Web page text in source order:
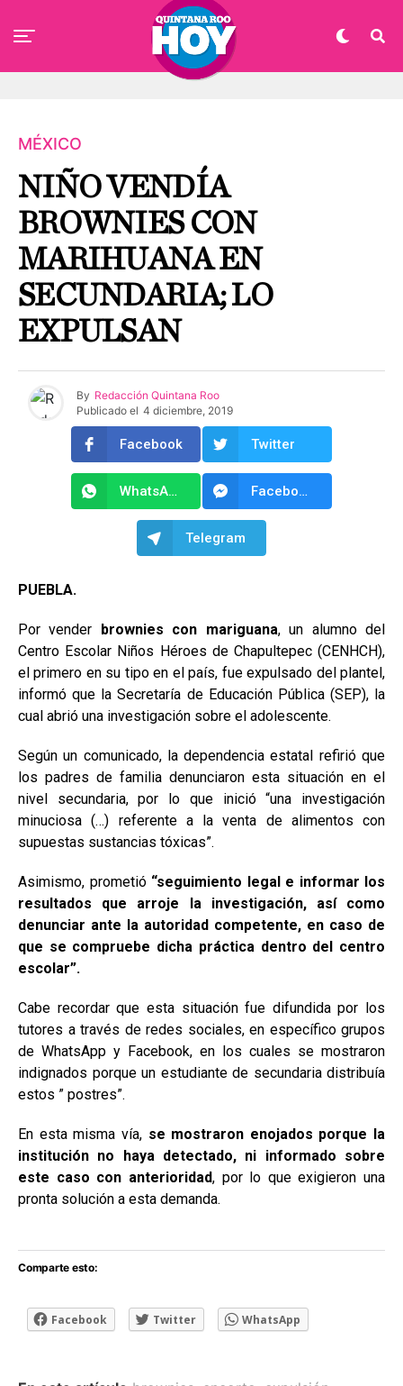
MÉXICO
NIÑO VENDÍA
BROWNIES CON
MARIHUANA EN
SECUNDARIA; LO
EXPULSAN
By Redacción Quintana Roo
Publicado el 4 diciembre, 2019
Facebook Twitter
WhatsApp Facebook Messenger
Telegram
PUEBLA.
Por vender brownies con mariguana, un alumno del
Centro Escolar Niños Héroes de Chapultepec (CENHCH),
el primero en su tipo en el país, fue expulsado del plantel,
informó que la Secretaría de Educación Pública (SEP), la
cual abrió una investigación sobre el adolescente.
Según un comunicado, la dependencia estatal refirió que
los padres de familia denunciaron esta situación en el
nivel secundaria, por lo que inició “una investigación
minuciosa (…) referente a la venta de alimentos con
supuestas sustancias tóxicas”.
Asimismo, prometió “seguimiento legal e informar los
resultados que arroje la investigación, así como
denunciar ante la autoridad competente, en caso de
que se compruebe dicha práctica dentro del centro
escolar”.
Cabe recordar que esta situación fue difundida por los
tutores a través de redes sociales, en específico grupos
de WhatsApp y Facebook, en los cuales se mostraron
indignados porque un estudiante de secundaria distribuía
estos ” postres”.
En esta misma vía, se mostraron enojados porque la
institución no haya detectado, ni informado sobre
este caso con anterioridad, por lo que exigieron una
pronta solución a esta demanda.
Comparte esto:
Facebook Twitter WhatsApp